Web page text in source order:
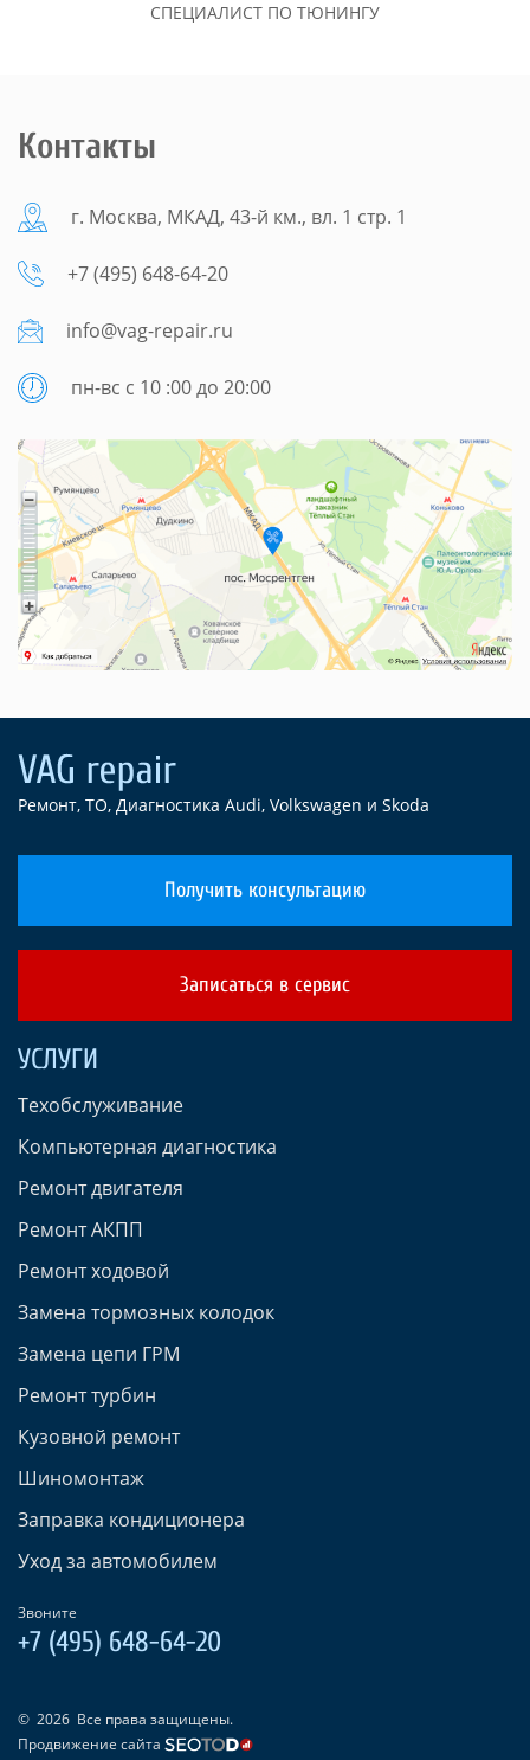
СПЕЦИАЛИСТ ПО ТЮНИНГУ
Контакты
г. Москва, МКАД, 43-й км., вл. 1 стр. 1
+7 (495) 648-64-20
info@vag-repair.ru
пн-вс с 10 :00 до 20:00
Ремонт, ТО, Диагностика Audi, Volkswagen и Skoda
Получить консультацию
Записаться в сервис
УСЛУГИ
Техобслуживание
Компьютерная диагностика
Ремонт двигателя
Ремонт АКПП
Ремонт ходовой
Замена тормозных колодок
Замена цепи ГРМ
Ремонт турбин
Кузовной ремонт
Шиномонтаж
Заправка кондиционера
Уход за автомобилем
Звоните
+7 (495) 648-64-20
© 2026 Все права защищены.
Продвижение сайта